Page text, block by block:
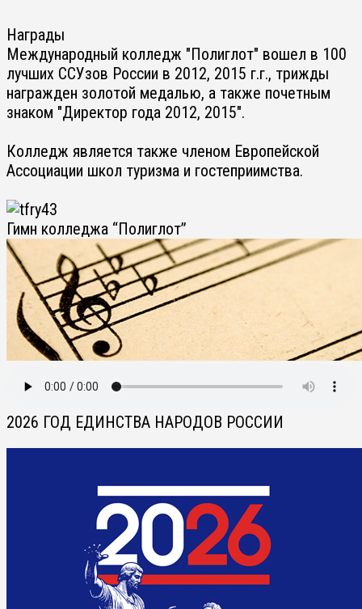
Награды
Международный колледж "Полиглот" вошел в 100
лучших ССУзов России в 2012, 2015 г.г., трижды
награжден золотой медалью, а также почетным
знаком "Директор года 2012, 2015".
Колледж является также членом Европейской
Ассоциации школ туризма и гостеприимства.
Гимн колледжа “Полиглот”
2026 ГОД ЕДИНСТВА НАРОДОВ РОССИИ